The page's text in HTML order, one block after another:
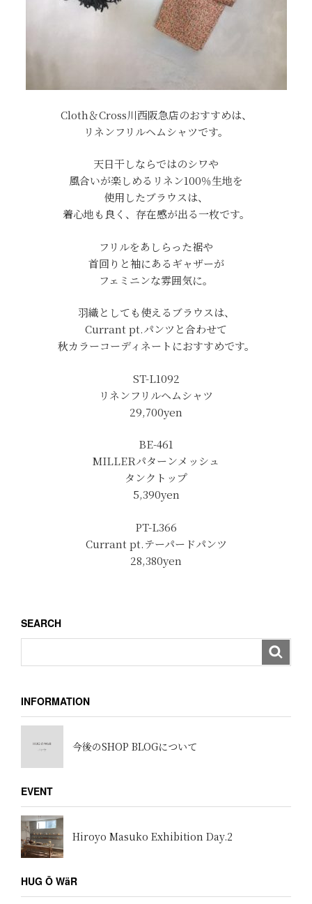
Cloth＆Cross川西阪急店のおすすめは、
リネンフリルヘムシャツです。
天日干しならではのシワや
風合いが楽しめるリネン100％生地を
使用したブラウスは、
着心地も良く、存在感が出る一枚です。
フリルをあしらった裾や
首回りと袖にあるギャザーが
フェミニンな雰囲気に。
羽織としても使えるブラウスは、
Currant pt.パンツと合わせて
秋カラーコーディネートにおすすめです。
ST-L1092
リネンフリルヘムシャツ
29,700yen
BE-461
MILLERパターンメッシュ
タンクトップ
5,390yen
PT-L366
Currant pt.テーパードパンツ
28,380yen
SEARCH
INFORMATION
今後のSHOP BLOGについて
EVENT
Hiroyo Masuko Exhibition Day.2
HUG Ō WäR